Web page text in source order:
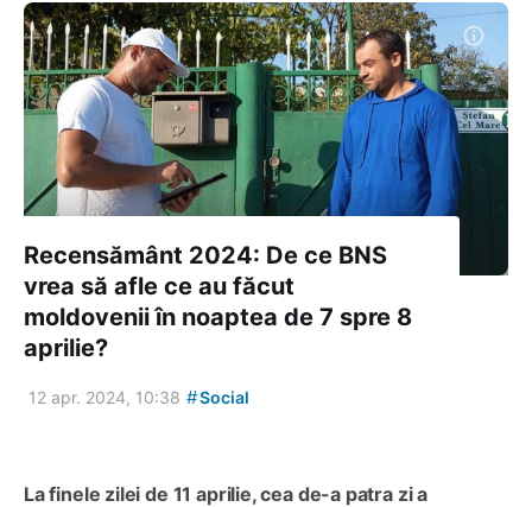
Recensământ 2024: De ce BNS
vrea să afle ce au făcut
moldovenii în noaptea de 7 spre 8
aprilie?
12 apr. 2024, 10:38 #Social
La finele zilei de 11 aprilie, cea de-a patra zi a